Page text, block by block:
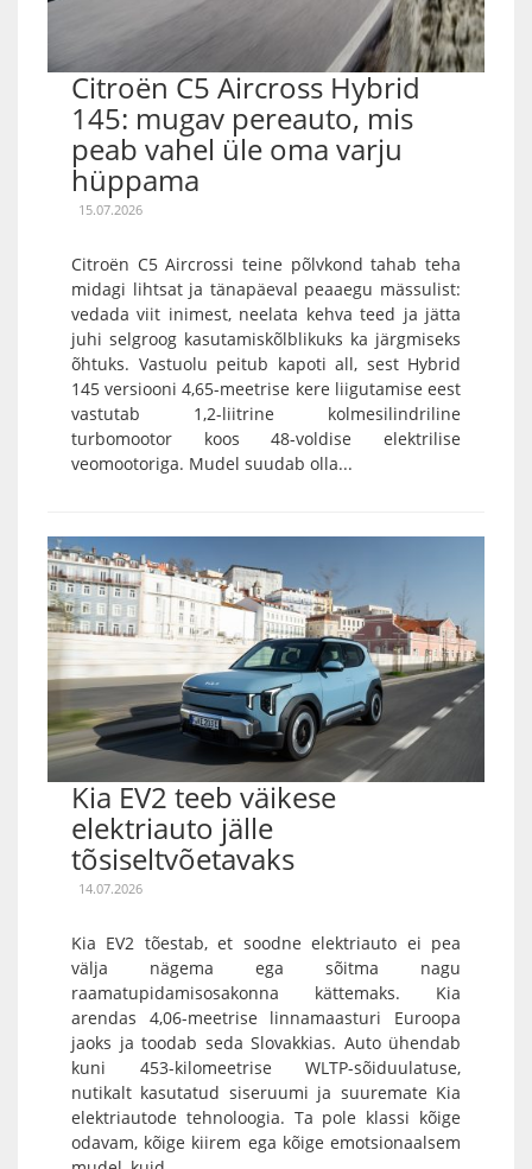
Citroën C5 Aircross Hybrid
145: mugav pereauto, mis
peab vahel üle oma varju
hüppama
15.07.2026
Citroën C5 Aircrossi teine põlvkond tahab teha
midagi lihtsat ja tänapäeval peaaegu mässulist:
vedada viit inimest, neelata kehva teed ja jätta
juhi selgroog kasutamiskõlblikuks ka järgmiseks
õhtuks. Vastuolu peitub kapoti all, sest Hybrid
145 versiooni 4,65-meetrise kere liigutamise eest
vastutab 1,2-liitrine kolmesilindriline
turbomootor koos 48-voldise elektrilise
veomootoriga. Mudel suudab olla...
Kia EV2 teeb väikese
elektriauto jälle
tõsiseltvõetavaks
14.07.2026
Kia EV2 tõestab, et soodne elektriauto ei pea
välja nägema ega sõitma nagu
raamatupidamisosakonna kättemaks. Kia
arendas 4,06-meetrise linnamaasturi Euroopa
jaoks ja toodab seda Slovakkias. Auto ühendab
kuni 453-kilomeetrise WLTP-sõiduulatuse,
nutikalt kasutatud siseruumi ja suuremate Kia
elektriautode tehnoloogia. Ta pole klassi kõige
odavam, kõige kiirem ega kõige emotsionaalsem